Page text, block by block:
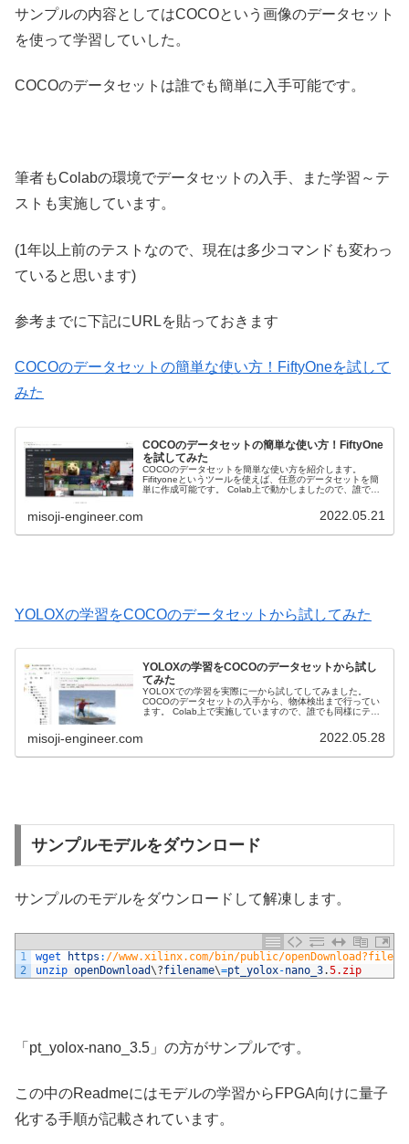
サンプルの内容としてはCOCOという画像のデータセット
を使って学習していした。
COCOのデータセットは誰でも簡単に入手可能です。
筆者もColabの環境でデータセットの入手、また学習～テ
ストも実施しています。
(1年以上前のテストなので、現在は多少コマンドも変わっ
ていると思います)
参考までに下記にURLを貼っておきます
COCOのデータセットの簡単な使い方！FiftyOneを試して
みた
COCOのデータセットの簡単な使い方！FiftyOne
を試してみた
COCOのデータセットを簡単な使い方を紹介します。
Fifityoneというツールを使えば、任意のデータセットを簡
単に作成可能です。 Colab上で動かしましたので、誰でも
misoji-engineer.com 2022.05.21
YOLOXの学習をCOCOのデータセットから試してみた
YOLOXの学習をCOCOのデータセットから試し
てみた
YOLOXでの学習を実際に一から試してしてみました。
COCOのデータセットの入手から、物体検出まで行ってい
ます。 Colab上で実施していますので、誰でも同様にテス
misoji-engineer.com 2022.05.28
サンプルモデルをダウンロード
サンプルのモデルをダウンロードして解凍します。
1
2
wget https : //www.xilinx.com/bin/public/
unzip openDownload\?filename\=pt_yolox-nano_3.5.zip
「pt_yolox-nano_3.5」の方がサンプルです。
この中のReadmeにはモデルの学習からFPGA向けに量子
化する手順が記載されています。